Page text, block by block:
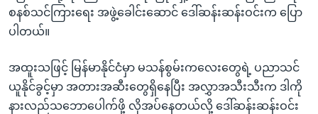
စနစ်သင်ကြားရေး အဖွဲ့ခေါင်းဆောင် ဒေါ်ဆန်းဆန်းဝင်းက ပြော
ပါတယ်။
အထူးသဖြင့် မြန်မာနိုင်ငံမှာ မသန်စွမ်းကလေးတွေရဲ့ ပညာသင်
ယူနိုင်ခွင့်မှာ အတားအဆီးတွေရှိနေပြီး အလွှာအသီးသီးက ဒါကို
နားလည်သဘောပေါက်ဖို့ လိုအပ်နေတယ်လို့ ဒေါ်ဆန်းဆန်းဝင်း